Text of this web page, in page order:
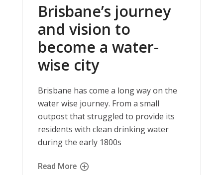
Brisbane’s journey
and vision to
become a water-
wise city
Brisbane has come a long way on the
water wise journey. From a small
outpost that struggled to provide its
residents with clean drinking water
during the early 1800s
Read More